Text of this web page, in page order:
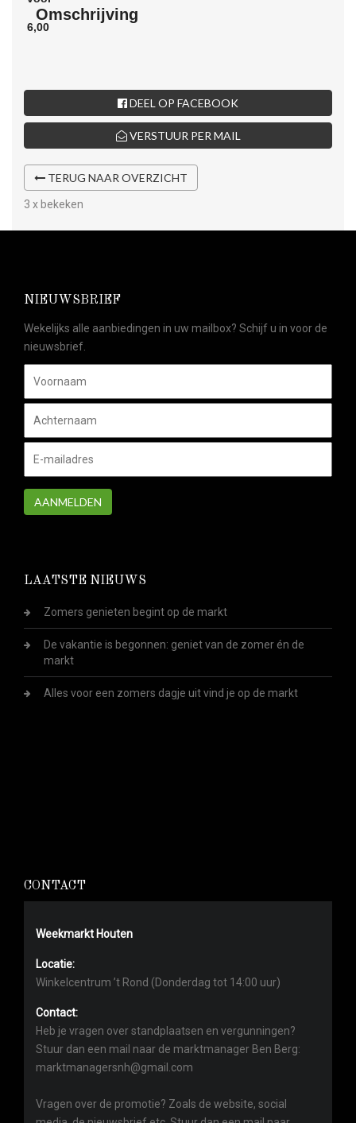
Omschrijving
DEEL OP FACEBOOK
VERSTUUR PER MAIL
TERUG NAAR OVERZICHT
3 x bekeken
NIEUWSBRIEF
Wekelijks alle aanbiedingen in uw mailbox? Schijf u in voor de
nieuwsbrief.
AANMELDEN
LAATSTE NIEUWS
Zomers genieten begint op de markt
De vakantie is begonnen: geniet van de zomer én de
markt
Alles voor een zomers dagje uit vind je op de markt
CONTACT
Weekmarkt Houten
Locatie:
Winkelcentrum ’t Rond (Donderdag tot 14:00 uur)
Contact:
Heb je vragen over standplaatsen en vergunningen?
Stuur dan een mail naar de marktmanager Ben Berg:
marktmanagersnh@gmail.com
Vragen over de promotie? Zoals de website, social